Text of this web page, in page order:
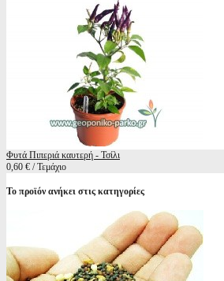
Φυτά Πιπεριά καυτερή - Τσίλι
0,60 € / Τεμάχιο
Το προϊόν ανήκει στις κατηγορίες